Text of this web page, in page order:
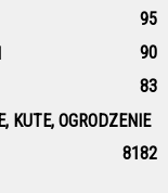
95
90
83
KUTE, OGRODZENIE
82
81